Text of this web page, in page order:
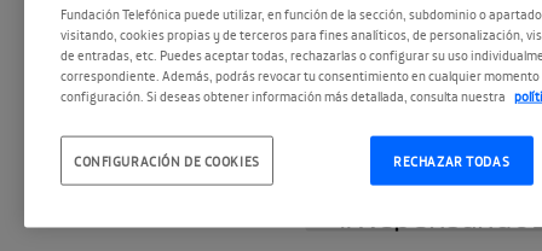
SEGUIR
Fundación Telefónica puede utilizar, en función de la sección, subdominio o
visitando, cookies propias y de terceros para fines analíticos, de personalización,
de entradas, etc. Puedes aceptar todas, rechazarlas o configurar su uso
correspondiente. Además, podrás revocar tu consentimiento en cualquier momento
configuración. Si deseas obtener información más detallada, consulta nuestra
RECHAZAR TODAS
CONFIGURACIÓN DE COOKIES